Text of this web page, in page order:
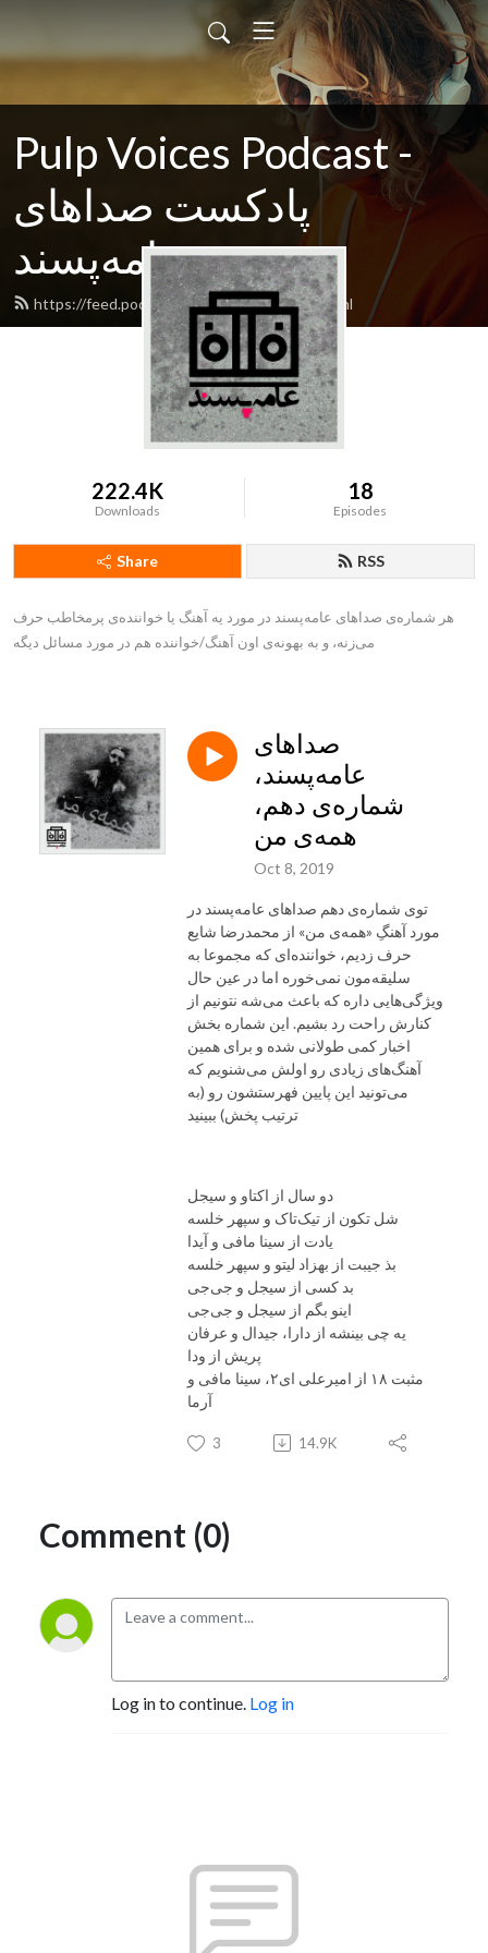
Pulp Voices Podcast -
پادکست صداهای
عامه‌پسند
https://feed.podbean.com/pulpvoices/feed.xml
222.4K
Downloads
18
Episodes
Share RSS
هر شماره‌ی صداهای عامه‌پسند در مورد یه آهنگ یا خواننده‌ی پرمخاطب حرف
می‌زنه، و به بهونه‌ی اون آهنگ/خواننده هم در مورد مسائل دیگه
صداهای
عامه‌پسند،
شماره‌ی دهم،
همه‌ی من
Oct 8, 2019
توی شماره‌ی دهم صداهای عامه‌پسند در
مورد آهنگِ «همه‌ی من» از محمدرضا شایع
حرف زدیم، خواننده‌ای که مجموعا به
سلیقه‌مون نمی‌خوره اما در عین حال
ویژگی‌هایی داره که باعث می‌شه نتونیم از
کنارش راحت رد بشیم. این شماره بخش
اخبار کمی طولانی شده و برای همین
آهنگ‌های زیادی رو اولش می‌شنویم که
می‌تونید این پایین فهرستشون رو (به
ترتیب پخش) ببینید
دو سال از اکتاو و سیجل
شل تکون از تیک‌تاک و سپهر خلسه
یادت از سینا مافی و آیدا
بذ جیبت از بهزاد لیتو و سپهر خلسه
بد کسی از سیجل و جی‌جی
اینو بگم از سیجل و جی‌جی
یه چی بینشه از دارا، جیدال و عرفان
پریش از ودا
مثبت ۱۸ از امیرعلی ای۲، سینا مافی و
آرما
3 14.9K
Comment (0)
Log in to continue. Log in